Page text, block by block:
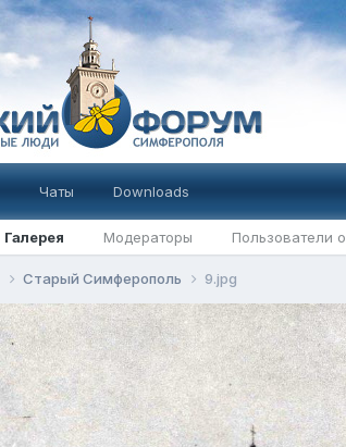
Галерея Модераторы Пользователи
Чаты Downloads
Старый Симферополь 9.jpg